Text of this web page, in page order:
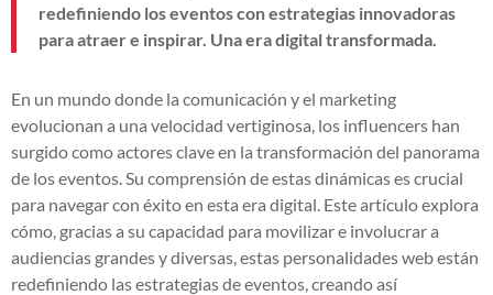
redefiniendo los eventos con estrategias innovadoras
para atraer e inspirar. Una era digital transformada.
En un mundo donde la comunicación y el marketing
evolucionan a una velocidad vertiginosa, los influencers han
surgido como actores clave en la transformación del panorama
de los eventos. Su comprensión de estas dinámicas es crucial
para navegar con éxito en esta era digital. Este artículo explora
cómo, gracias a su capacidad para movilizar e involucrar a
audiencias grandes y diversas, estas personalidades web están
redefiniendo las estrategias de eventos, creando así